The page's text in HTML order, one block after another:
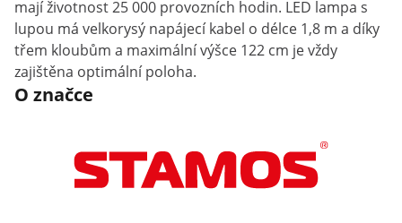
mají životnost 25 000 provozních hodin. LED lampa s
lupou má velkorysý napájecí kabel o délce 1,8 m a díky
třem kloubům a maximální výšce 122 cm je vždy
zajištěna optimální poloha.
O značce